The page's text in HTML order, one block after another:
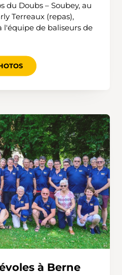
du Doubs – Soubey, au
Terreaux (repas),
l'équipe de baliseurs de
à Berne